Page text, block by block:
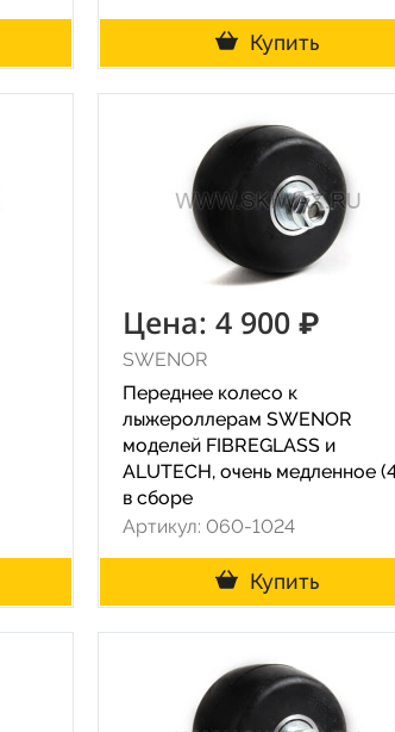
Купить
Цена: 4 900 ₽
SWENOR
Переднее колесо к
лыжероллерам SWENOR
моделей FIBREGLASS и
ALUTECH, очень медленное
в сборе
Артикул: 060-1024
Купить